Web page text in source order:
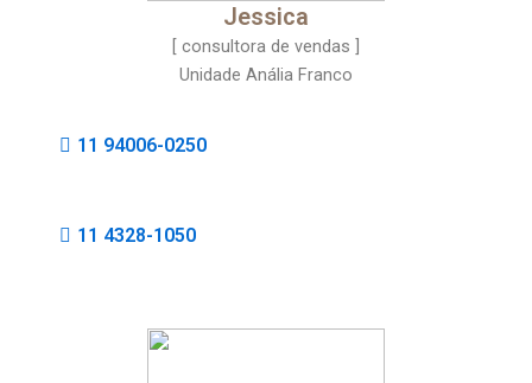
Jessica
[ consultora de vendas ]
Unidade Anália Franco
11 94006-0250
11 4328-1050